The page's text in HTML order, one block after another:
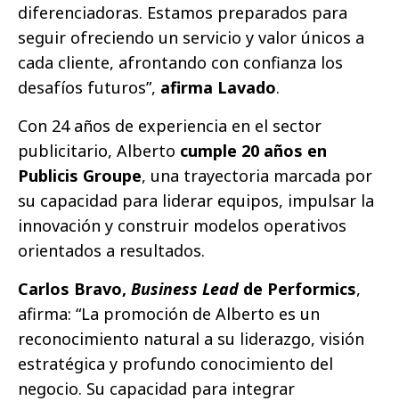
diferenciadoras. Estamos preparados para
seguir ofreciendo un servicio y valor únicos a
cada cliente, afrontando con confianza los
desafíos futuros”, afirma Lavado.
Con 24 años de experiencia en el sector
publicitario, Alberto cumple 20 años en
Publicis Groupe, una trayectoria marcada por
su capacidad para liderar equipos, impulsar la
innovación y construir modelos operativos
orientados a resultados.
Carlos Bravo, Business Leadde Performics,
afirma: “La promoción de Alberto es un
reconocimiento natural a su liderazgo, visión
estratégica y profundo conocimiento del
negocio. Su capacidad para integrar